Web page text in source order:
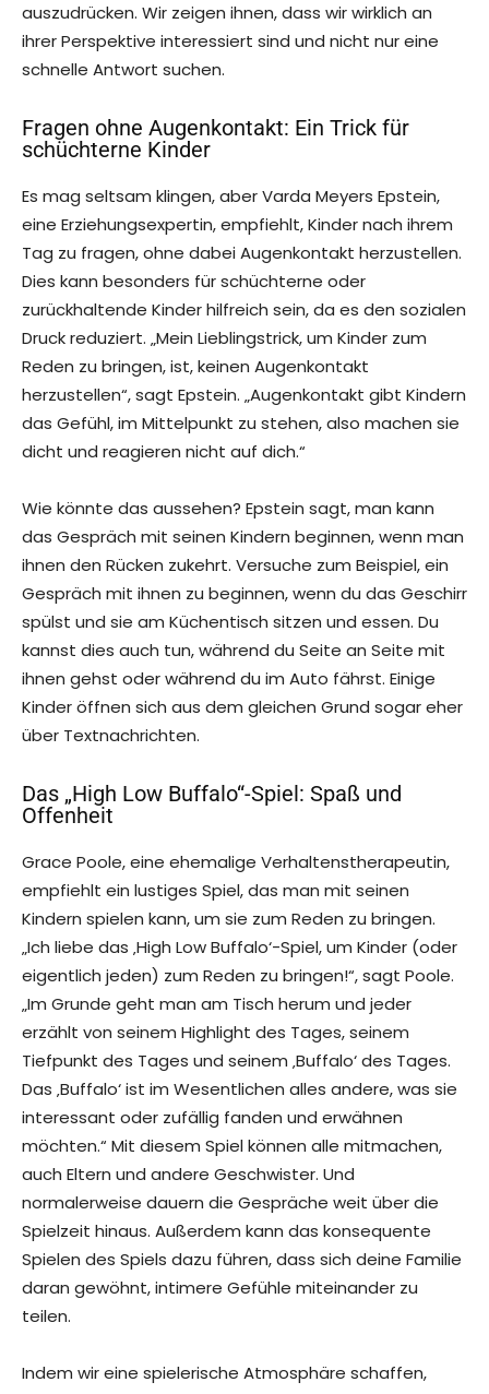
auszudrücken. Wir zeigen ihnen, dass wir wirklich an
ihrer Perspektive interessiert sind und nicht nur eine
schnelle Antwort suchen.
Fragen ohne Augenkontakt: Ein Trick für
schüchterne Kinder
Es mag seltsam klingen, aber Varda Meyers Epstein,
eine Erziehungsexpertin, empfiehlt, Kinder nach ihrem
Tag zu fragen, ohne dabei Augenkontakt herzustellen.
Dies kann besonders für schüchterne oder
zurückhaltende Kinder hilfreich sein, da es den sozialen
Druck reduziert. „Mein Lieblingstrick, um Kinder zum
Reden zu bringen, ist, keinen Augenkontakt
herzustellen“, sagt Epstein. „Augenkontakt gibt Kindern
das Gefühl, im Mittelpunkt zu stehen, also machen sie
dicht und reagieren nicht auf dich.“
Wie könnte das aussehen? Epstein sagt, man kann
das Gespräch mit seinen Kindern beginnen, wenn man
ihnen den Rücken zukehrt. Versuche zum Beispiel, ein
Gespräch mit ihnen zu beginnen, wenn du das Geschirr
spülst und sie am Küchentisch sitzen und essen. Du
kannst dies auch tun, während du Seite an Seite mit
ihnen gehst oder während du im Auto fährst. Einige
Kinder öffnen sich aus dem gleichen Grund sogar eher
über Textnachrichten.
Das „High Low Buffalo“-Spiel: Spaß und
Offenheit
Grace Poole, eine ehemalige Verhaltenstherapeutin,
empfiehlt ein lustiges Spiel, das man mit seinen
Kindern spielen kann, um sie zum Reden zu bringen.
„Ich liebe das ‚High Low Buffalo‘-Spiel, um Kinder (oder
eigentlich jeden) zum Reden zu bringen!“, sagt Poole.
„Im Grunde geht man am Tisch herum und jeder
erzählt von seinem Highlight des Tages, seinem
Tiefpunkt des Tages und seinem ‚Buffalo‘ des Tages.
Das ‚Buffalo‘ ist im Wesentlichen alles andere, was sie
interessant oder zufällig fanden und erwähnen
möchten.“ Mit diesem Spiel können alle mitmachen,
auch Eltern und andere Geschwister. Und
normalerweise dauern die Gespräche weit über die
Spielzeit hinaus. Außerdem kann das konsequente
Spielen des Spiels dazu führen, dass sich deine Familie
daran gewöhnt, intimere Gefühle miteinander zu
teilen.
Indem wir eine spielerische Atmosphäre schaffen,